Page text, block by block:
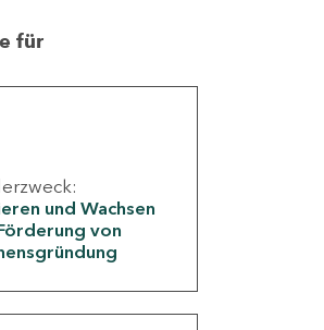
für
und Wachsen
von